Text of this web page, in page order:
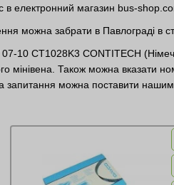
в електронний магазин bus-
можна забрати в Павлограді в
10 CT1028K3 CONTITECH
мінівена. Також можна вказати
запитання можна поставити